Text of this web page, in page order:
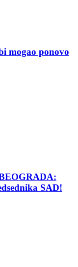
mogao ponovo
SAD!